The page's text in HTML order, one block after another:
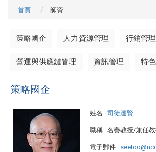
首頁 師資
策略國企 人力資源管理 行銷管理
營運與供應鏈管理 資訊管理 特
策略國企
姓名 : 司徒達賢
職稱 : 名譽教授/兼任
電子郵件 :